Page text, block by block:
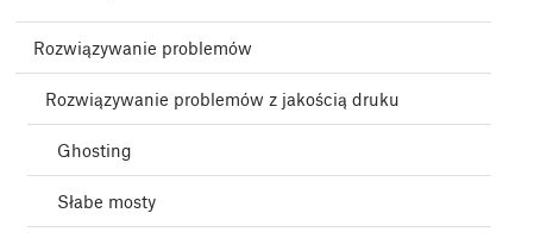
Rozwiązywanie problemów
Rozwiązywanie problemów z jakością druku
Ghosting
Słabe mosty